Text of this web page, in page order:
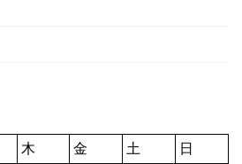
木 金 土
日